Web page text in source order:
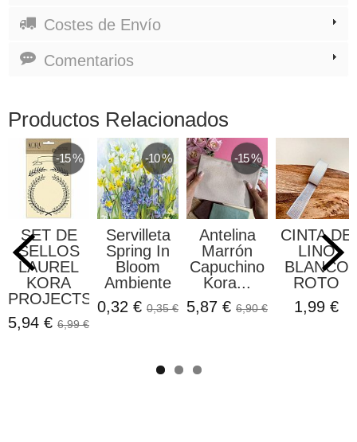
Costes de Envío
Comentarios
Productos Relacionados
-15 %
SET DE
SELLOS
LAUREL
KORA
PROJECTS
5,94 € 6,99 €
-10 %
Servilleta
Spring In
Bloom
Ambiente
0,32 € 0,35 €
-15 %
Antelina
Marrón
Capuchino
Kora...
5,87 € 6,90 €
CINTA DE
LINO
BLANCO
ROTO
1,99 €